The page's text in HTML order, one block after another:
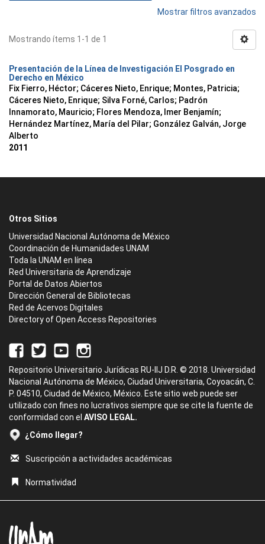
Mostrar filtros avanzados
Mostrando ítems 1-1 de 1
Presentación de la Línea de Investigación El Posgrado en
Derecho en México
Fix Fierro, Héctor; Cáceres Nieto, Enrique; Montes, Patricia;
Cáceres Nieto, Enrique; Silva Forné, Carlos; Padrón
Innamorato, Mauricio; Flores Mendoza, Imer Benjamín;
Hernández Martínez, María del Pilar; González Galván, Jorge
Alberto
2011
Otros Sitios
Universidad Nacional Autónoma de México
Coordinación de Humanidades UNAM
Toda la UNAM en línea
Red Universitaria de Aprendizaje
Portal de Datos Abiertos
Dirección General de Bibliotecas
Red de Acervos Digitales
Directory of Open Access Repositories
Repositorio Universitario Jurídicas RU-IIJ D.R. © 2018. Universidad
Nacional Autónoma de México, Ciudad Universitaria, Coyoacán, C.
P. 04510, Ciudad de México, México. Este sitio web puede ser
utilizado con fines no lucrativos siempre que se cite la fuente de
conformidad con el AVISO LEGAL.
¿Cómo llegar?
Suscripción a actividades académicas
Normatividad